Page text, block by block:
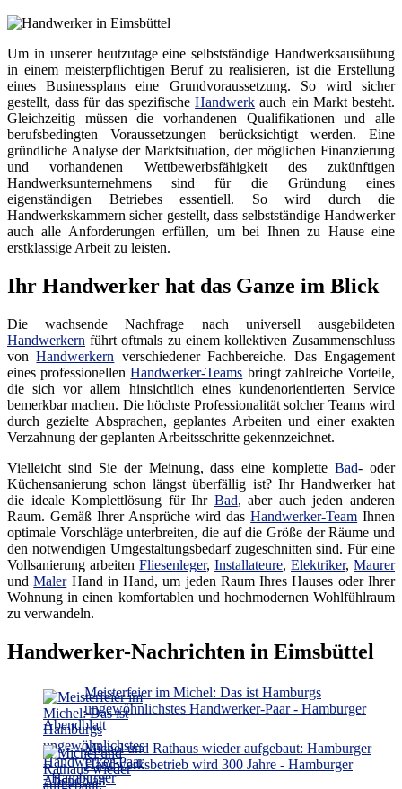
Um in unserer heutzutage eine selbstständige Handwerksausübung
in einem meisterpflichtigen Beruf zu realisieren, ist die Erstellung
eines Businessplans eine Grundvoraussetzung. So wird sicher
gestellt, dass für das spezifischeHandwerk auch ein Markt besteht.
Gleichzeitig müssen die vorhandenen Qualifikationen und alle
berufsbedingten Voraussetzungen berücksichtigt werden. Eine
gründliche Analyse der Marktsituation, der möglichen Finanzierung
und vorhandenen Wettbewerbsfähigkeit des zukünftigen
Handwerksunternehmens sind für die Gründung eines
eigenständigen Betriebes essentiell. So wird durch die
Handwerkskammern sicher gestellt, dass selbstständige Handwerker
auch alle Anforderungen erfüllen, um bei Ihnen zu Hause eine
erstklassige Arbeit zu leisten.
Ihr Handwerker hat das Ganze im Blick
Die wachsende Nachfrage nach universell ausgebildeten
Handwerkern führt oftmals zu einem kollektiven Zusammenschluss
vonHandwerkern verschiedener Fachbereiche. Das Engagement
eines professionellenHandwerker-Teams bringt zahlreiche Vorteile,
die sich vor allem hinsichtlich eines kundenorientierten Service
bemerkbar machen. Die höchste Professionalität solcher Teams wird
durch gezielte Absprachen, geplantes Arbeiten und einer exakten
Verzahnung der geplanten Arbeitsschritte gekennzeichnet.
Vielleicht sind Sie der Meinung, dass eine kompletteBad- oder
Küchensanierung schon längst überfällig ist? Ihr Handwerker hat
die ideale Komplettlösung für Ihr Bad, aber auch jeden anderen
Raum. Gemäß Ihrer Ansprüche wird dasHandwerker-Team Ihnen
optimale Vorschläge unterbreiten, die auf die Größe der Räume und
den notwendigen Umgestaltungsbedarf zugeschnitten sind. Für eine
Vollsanierung arbeiten Fliesenleger, Installateure, Elektriker, Maurer
undMalerHand in Hand, um jeden Raum Ihres Hauses oder Ihrer
Wohnung in einen komfortablen und hochmodernen Wohlfühlraum
zu verwandeln.
Handwerker-Nachrichten in Eimsbüttel
Meisterfeier im Michel: Das ist Hamburgs
ungewöhnlichstes Handwerker-Paar - Hamburger
Abendblatt
Michel und Rathaus wieder aufgebaut: Hamburger
Handwerksbetrieb wird 300 Jahre - Hamburger
Abendblatt